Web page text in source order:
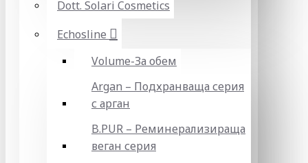
Dott. Solari Cosmetics
Echosline
Volume-За обем
Argan – Подхранваща серия
с арган
B.PUR – Реминерализираща
веган серия